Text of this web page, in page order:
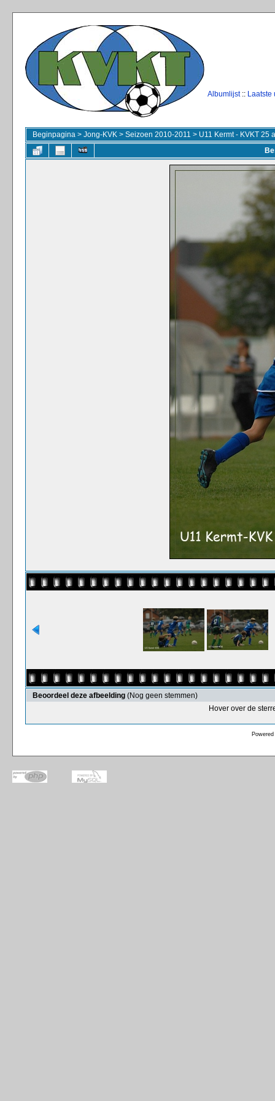
Albumlijst:: Laatste
Beginpagina > Jong-KVK > Seizoen 2010-2011 > U11 Kermt - KVKT 25
Beoordeel deze afbeelding (Nog geen stemmen)
Hover over de